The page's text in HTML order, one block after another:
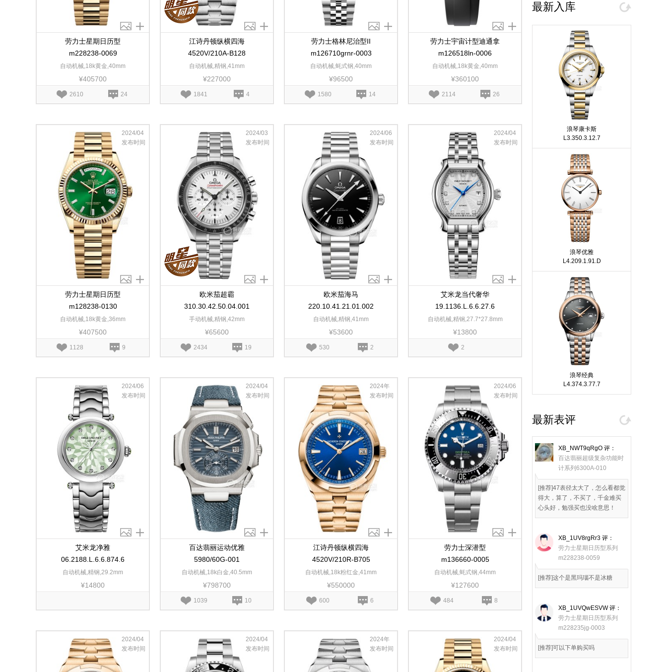
劳力士星期日历型
m228238-0069
自动机械,18k黄金,40mm
¥405700
2610 24
江诗丹顿纵横四海
4520V/210A-B128
自动机械,精钢,41mm
¥227000
1841 4
劳力士格林尼治型II
m126710grnr-0003
自动机械,蚝式钢,40mm
¥96500
1580 14
劳力士宇宙计型迪通拿
m126518ln-0006
自动机械,18k黄金,40mm
¥360100
2114 26
2024/04
发布时间
劳力士星期日历型
m128238-0130
自动机械,18k黄金,36mm
¥407500
1128 9
2024/03
发布时间
欧米茄超霸
310.30.42.50.04.001
手动机械,精钢,42mm
¥65600
2434 19
2024/06
发布时间
欧米茄海马
220.10.41.21.01.002
自动机械,精钢,41mm
¥53600
530 2
2024/04
发布时间
艾米龙当代奢华
19.1136.L.6.6.27.6
自动机械,精钢,27.7*27.8mm
¥13800
2
2024/06
发布时间
艾米龙净雅
06.2188.L.6.6.874.6
自动机械,精钢,29.2mm
¥14800
2024/04
发布时间
百达翡丽运动优雅
5980/60G-001
自动机械,18k白金,40.5mm
¥798700
1039 10
2024年
发布时间
江诗丹顿纵横四海
4520V/210R-B705
自动机械,18k粉红金,41mm
¥550000
600 6
2024/06
发布时间
劳力士深潜型
m136660-0005
自动机械,蚝式钢,44mm
¥127600
484 8
2024/04
发布时间
2024/04
发布时间
2024年
发布时间
2024/04
发布时间
最新入库
浪琴康卡斯
L3.350.3.12.7
浪琴优雅
L4.209.1.91.D
浪琴经典
L4.374.3.77.7
最新表评
XB_NWT9qRgO 评：
百达翡丽超级复杂功能时
计系列6300A-010
[推荐]47表径太大了，怎么看都觉
得大，算了，不买了，千金难买
心头好，勉强买也没啥意思！
XB_1UV8rgRr3 评：
劳力士星期日历型系列
m228238-0059
[推荐]这个是黑玛瑙不是冰糖
XB_1UVQwESVW评：
劳力士星期日历型系列
m228235jg-0003
[推荐]可以下单购买吗